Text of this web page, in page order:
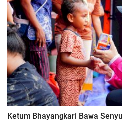
Ketum Bhayangkari Bawa